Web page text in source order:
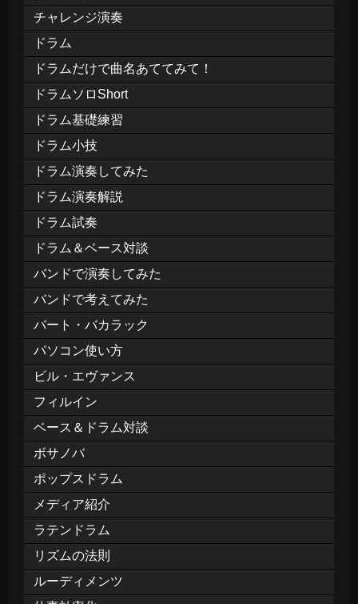
チャレンジ演奏
ドラム
ドラムだけで曲名あててみて！
ドラムソロShort
ドラム基礎練習
ドラム小技
ドラム演奏してみた
ドラム演奏解説
ドラム試奏
ドラム＆ベース対談
バンドで演奏してみた
バンドで考えてみた
バート・バカラック
パソコン使い方
ビル・エヴァンス
フィルイン
ベース＆ドラム対談
ボサノバ
ポップスドラム
メディア紹介
ラテンドラム
リズムの法則
ルーディメンツ